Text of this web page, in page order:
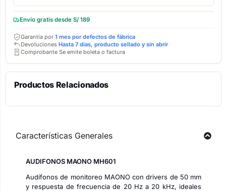
Envío gratis desde S/ 189
Garantía por 1 mes por defectos de fábrica
Devoluciones Hasta 7 días, producto sellado y sin abrir
Comprobante Se emite boleta o factura
Productos Relacionados
Características Generales
AUDIFONOS MAONO MH601
Audífonos de monitoreo MAONO con drivers de 50 mm
y respuesta de frecuencia de 20 Hz a 20 kHz, ideales